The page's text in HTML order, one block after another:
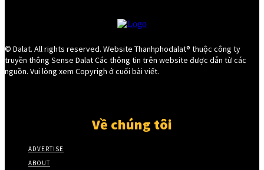
© Dalat. All rights reserved. Website Thanhphodalat® thuộc công ty
truyền thông Sense Dalat Các thông tin trên website được dẫn từ các
nguồn. Vui lòng xem Copyrigh ở cuối bài viết.
Về chúng tôi
ADVERTISE
ABOUT